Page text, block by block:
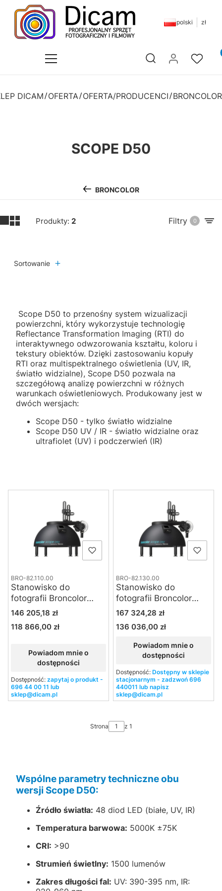
polski zł
Otwórz wyszukiwarkę
DICAM OFERTA OFERTA/PRODUCENCI BRONCOLOR
SCOPE D50
BRONCOLOR
Produkty: 2 Filtry 0
Sortowanie
Scope D50 to przenośny system wizualizacji
powierzchni, który wykorzystuje technologię
Reflectance Transformation Imaging (RTI) do
interaktywnego odwzorowania kształtu, koloru i
tekstury obiektów. Dzięki zastosowaniu kopuły
RTI oraz multispektralnego oświetlenia (UV, IR,
światło widzialne), Scope D50 pozwala na
szczegółową analizę powierzchni w różnych
warunkach oświetleniowych. Produkowany jest w
dwóch wersjach:
Scope D50 - tylko światło widzialne
Scope D50 UV / IR - światło widzialne oraz
ultrafiolet (UV) i podczerwień (IR)
Lista produktów
BRO-82.110.00
Stanowisko do
fotografii Broncolor
Scope D50
Cena
146 205,18 zł
Cena
118 866,00 zł
Powiadom mnie o
dostępności
Dostępność: zapytaj o produkt -
696 44 00 11 lub
sklep@dicam.pl
BRO-82.130.00
Stanowisko do
fotografii Broncolor
Scope D50 UV/IR
Cena
167 324,28 zł
Cena
136 036,00 zł
Powiadom mnie o
dostępności
Dostępność: Dostępny w sklepie
stacjonarnym - zadzwoń 696
440011 lub napisz
sklep@dicam.pl
Strona z 1
Wspólne parametry techniczne obu
wersji Scope D50:
Źródło światła: 48 diod LED (białe, UV, IR)
Temperatura barwowa: 5000K ±75K
CRI: >90
Strumień świetlny: 1500 lumenów
Zakres długości fal: UV: 390-395 nm, IR: